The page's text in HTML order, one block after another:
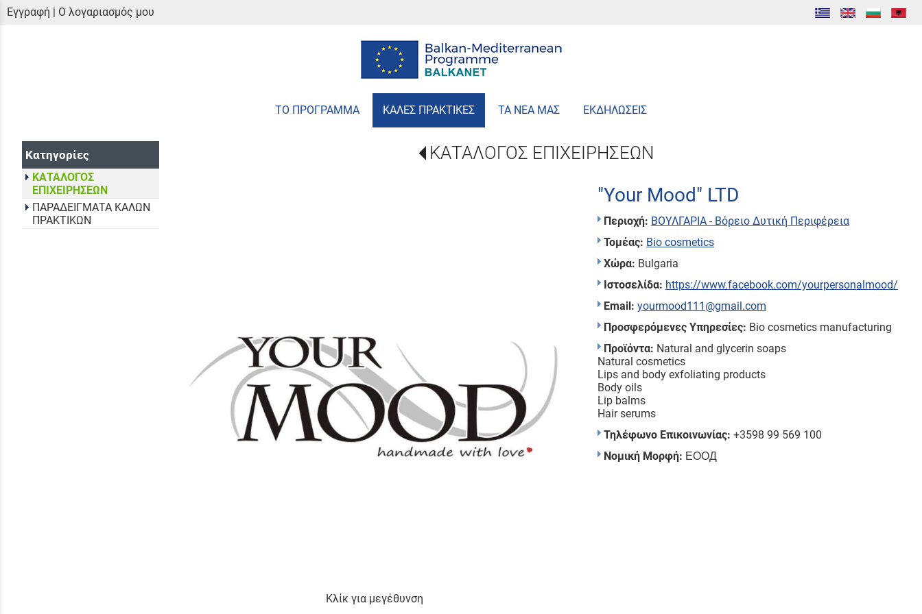
Εγγραφή | Ο λογαριασμός μου
ΤΟ ΠΡΟΓΡΑΜΜΑ ΚΑΛΕΣ ΠΡΑΚΤΙΚΕΣ ΤΑ ΝΕΑ ΜΑΣ ΕΚΔΗΛΩΣΕΙΣ
Κατηγορίες
ΚΑΤΑΛΟΓΟΣ
ΕΠΙΧΕΙΡΗΣΕΩΝ
ΠΑΡΑΔΕΙΓΜΑΤΑ ΚΑΛΩΝ
ΠΡΑΚΤΙΚΩΝ
ΚΑΤΑΛΟΓΟΣ ΕΠΙΧΕΙΡΗΣΕΩΝ
Κλίκ για μεγέθυνση
"Your Mood" LTD
Περιοχή: ΒΟΥΛΓΑΡΙΑ - Βόρειο Δυτική Περιφέρεια
Τομέας: Bio cosmetics
Χώρα: Bulgaria
Ιστοσελίδα: https://www.facebook.com/yourpersonalmood/
Email: yourmood111@gmail.com
Προσφερόμενες Υπηρεσίες: Bio cosmetics manufacturing
Προϊόντα: Natural and glycerin soaps
Natural cosmetics
Lips and body exfoliating products
Body oils
Lip balms
Hair serums
Τηλέφωνο Επικοινωνίας: +3598 99 569 100
Νομική Μορφή: ЕООД